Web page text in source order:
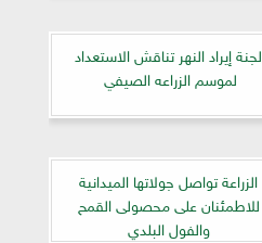
لجنة إيراد النهر تناقش الاستعداد
لموسم الزراعه الصيفي
الزراعة تواصل جولاتها الميدانية
للاطمئنان على محصولى القمح
والفول البلدي